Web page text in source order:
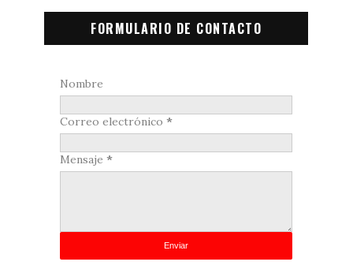
FORMULARIO DE CONTACTO
Nombre
Correo electrónico*
Mensaje*